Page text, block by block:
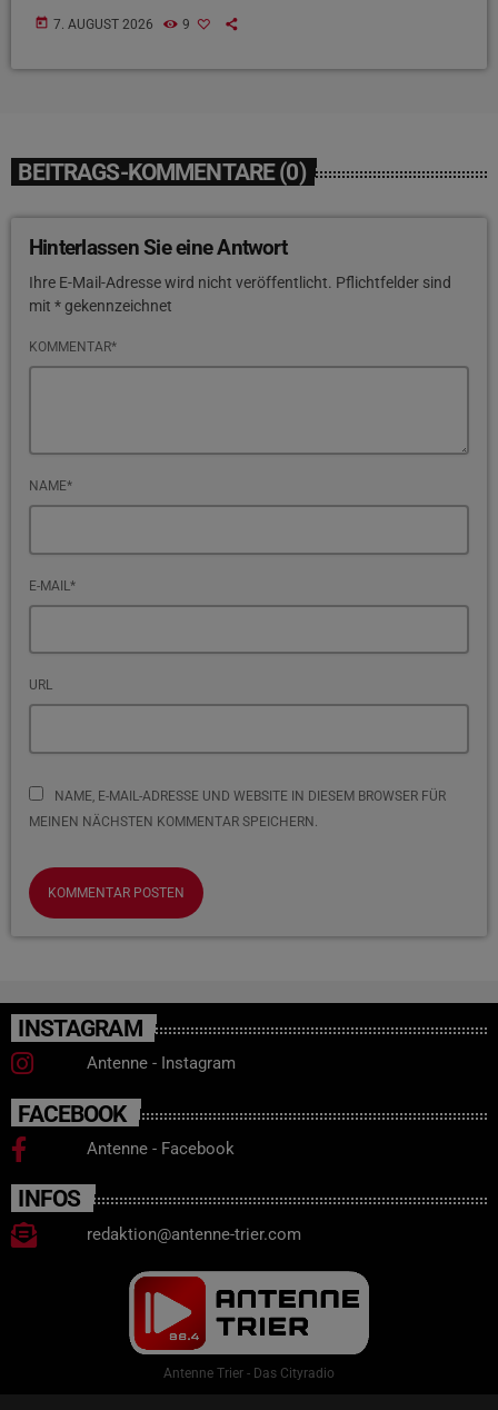
today 7. AUGUST 2026 9
BEITRAGS-KOMMENTARE (0)
Hinterlassen Sie eine Antwort
Ihre E-Mail-Adresse wird nicht veröffentlicht. Pflichtfelder sind
mit * gekennzeichnet
KOMMENTAR*
NAME*
E-MAIL*
URL
NAME, E-MAIL-ADRESSE UND WEBSITE IN DIESEM BROWSER FÜR
MEINEN NÄCHSTEN KOMMENTAR SPEICHERN.
INSTAGRAM
Antenne - Instagram
FACEBOOK
Antenne - Facebook
INFOS
redaktion@antenne-trier.com
Antenne Trier - Das Cityradio